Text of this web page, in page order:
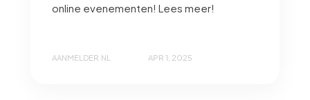
online evenementen! Lees meer!
AANMELDER.NL APR 1, 2025